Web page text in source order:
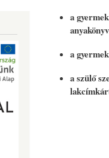
a
a
a szülő